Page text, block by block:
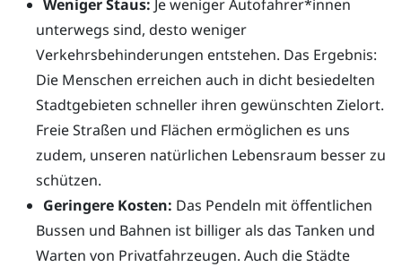
Weniger Staus: Je weniger Autofahrer*innen
unterwegs sind, desto weniger
Verkehrsbehinderungen entstehen. Das Ergebnis:
Die Menschen erreichen auch in dicht besiedelten
Stadtgebieten schneller ihren gewünschten Zielort.
Freie Straßen und Flächen ermöglichen es uns
zudem, unseren natürlichen Lebensraum besser zu
schützen.
Geringere Kosten: Das Pendeln mit öffentlichen
Bussen und Bahnen ist billiger als das Tanken und
Warten von Privatfahrzeugen. Auch die Städte